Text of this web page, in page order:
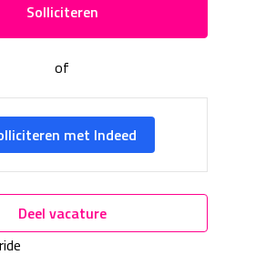
Solliciteren
of
met Indeed
Deel vacature